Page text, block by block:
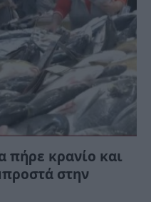
πήρε κρανίο και
στην